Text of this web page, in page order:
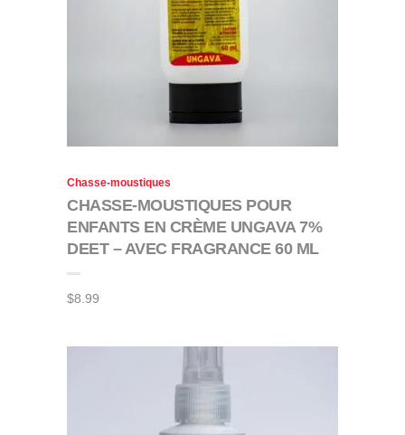
Chasse-moustiques
CHASSE-MOUSTIQUES POUR
ENFANTS EN CRÈME UNGAVA 7%
DEET – AVEC FRAGRANCE 60 ML
$8.99